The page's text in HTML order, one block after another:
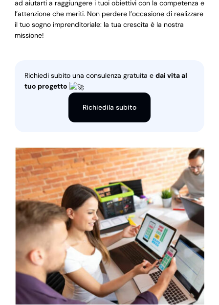
ad aiutarti a raggiungere i tuoi obiettivi con la competenza e
l’attenzione che meriti. Non perdere l’occasione di realizzare
il tuo sogno imprenditoriale: la tua crescita è la nostra
missione!
Richiedi subito una consulenza gratuita e dai vita al
tuo progetto
Richiedila subito